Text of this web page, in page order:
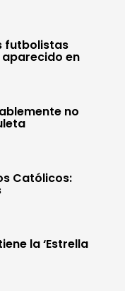
futbolistas
en
no
Católicos:
la ‘Estrella